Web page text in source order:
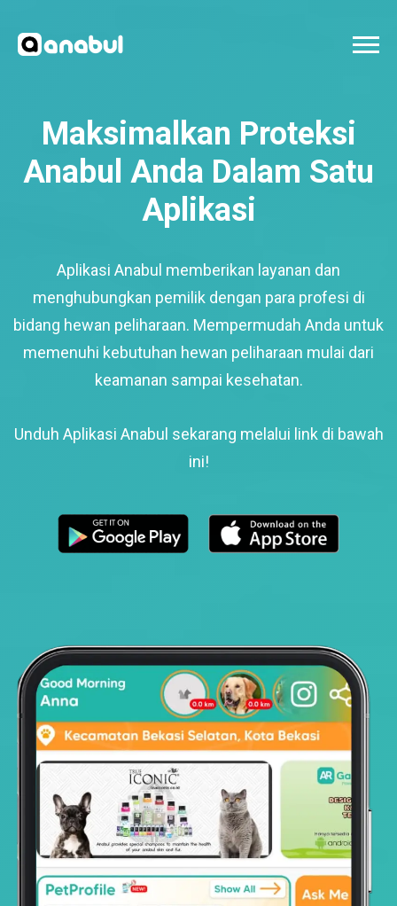
Maksimalkan Proteksi
Anabul Anda Dalam Satu
Aplikasi
Aplikasi Anabul memberikan layanan dan
menghubungkan pemilik dengan para profesi di
bidang hewan peliharaan. Mempermudah Anda untuk
memenuhi kebutuhan hewan peliharaan mulai dari
keamanan sampai kesehatan.
Unduh Aplikasi Anabul sekarang melalui link di bawah
ini!